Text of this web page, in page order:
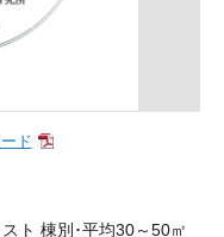
ド
ト 棟別･平均30～50㎡